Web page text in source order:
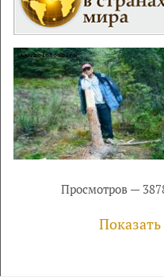
Просмотров —